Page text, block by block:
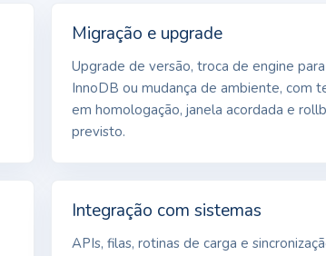
Migração e upgrade
Upgrade de versão, troca de engine para
InnoDB ou mudança de ambiente, com
em homologação, janela acordada e
previsto.
Integração com sistemas
APIs, filas, rotinas de carga e